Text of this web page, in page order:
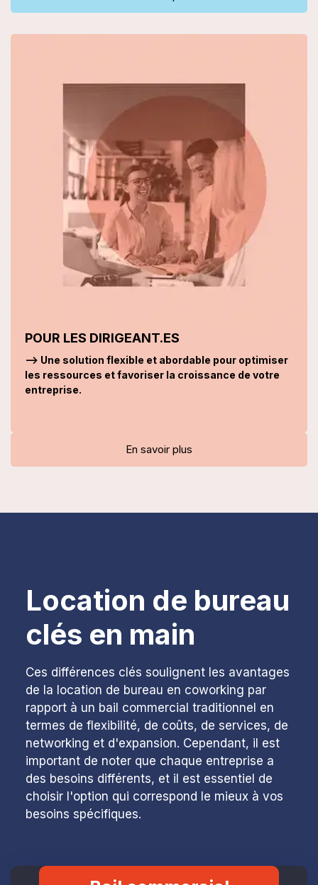
POUR LES DIRIGEANT.ES
--> Une solution flexible et abordable pour optimiser
les ressources et favoriser la croissance de votre
entreprise.
En savoir plus
Location de bureau
clés en main
Ces différences clés soulignent les avantages
de la location de bureau en coworking par
rapport à un bail commercial traditionnel en
termes de flexibilité, de coûts, de services, de
networking et d'expansion. Cependant, il est
important de noter que chaque entreprise a
des besoins différents, et il est essentiel de
choisir l'option qui correspond le mieux à vos
besoins spécifiques.